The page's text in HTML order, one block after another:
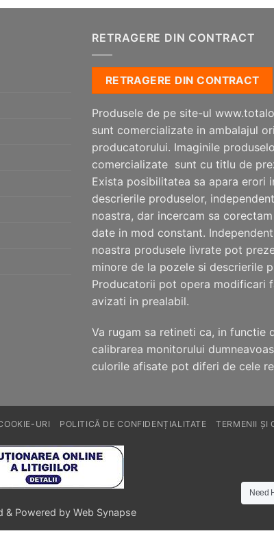
RETRAGERE DIN CONTRACT
RETRAGERE DIN CONTRACT
Produsele de pe site-ul
sunt comercializate in ambalajul
producatorului. Imaginile
comercializate sunt cu titlu de
Exista posibilitatea sa apara erori
descrierile produselor,
noastra, dar incercam sa
date in mod constant.
noastra produsele livrate pot
minore de la pozele si descrierile
Producatorii pot opera modificari
avizati in prealabil.
Va rugam sa retineti ca, in functie
calibrarea monitorului
culorile afisate pot diferi de cele
URI POLITICĂ DE CONFIDENȚIALITATE
TERMENII ȘI
& Powered by Web Synapse
Need